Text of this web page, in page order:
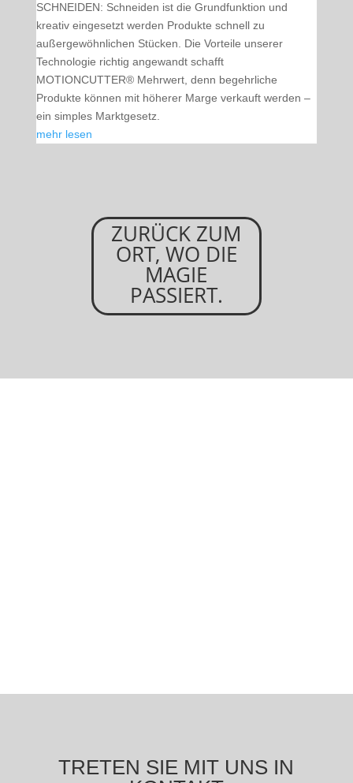
SCHNEIDEN: Schneiden ist die Grundfunktion und
kreativ eingesetzt werden Produkte schnell zu
außergewöhnlichen Stücken. Die Vorteile unserer
Technologie richtig angewandt schafft
MOTIONCUTTER® Mehrwert, denn begehrliche
Produkte können mit höherer Marge verkauft werden –
ein simples Marktgesetz.
mehr lesen
ZURÜCK ZUM
ORT, WO DIE
MAGIE
PASSIERT.
TRETEN SIE MIT UNS IN